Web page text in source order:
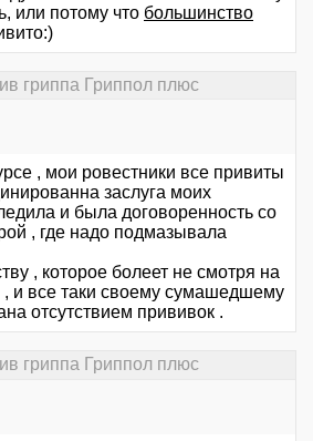
или потому что большинство
гриппа Гриппол плюс
, мои ровестники все привиты
заслуга моих
и была договоренность со
, где надо подмазывала
, которое болеет не смотря на
и все таки своему сумашедшему
отсутствием прививок .
гриппа Гриппол плюс